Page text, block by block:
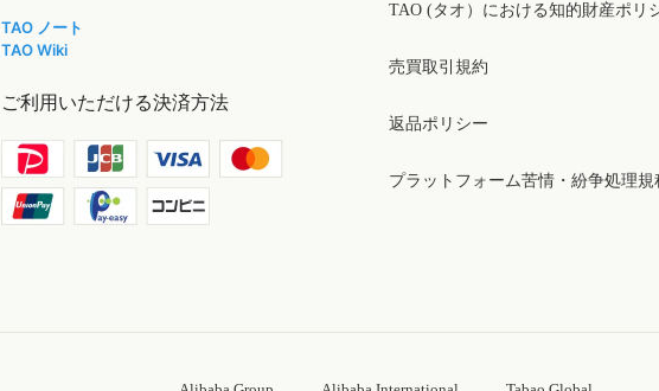
TAO ノート
TAO Wiki
ご利用いただける決済方法
TAO (タオ）における知的財産ポリ
売買取引規約
返品ポリシー
プラットフォーム苦情・紛争処理規